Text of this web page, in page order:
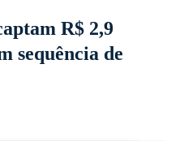
R$ 2,9
sequência de